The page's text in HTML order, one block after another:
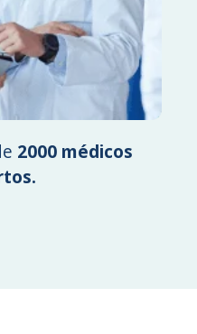
2000 médicos